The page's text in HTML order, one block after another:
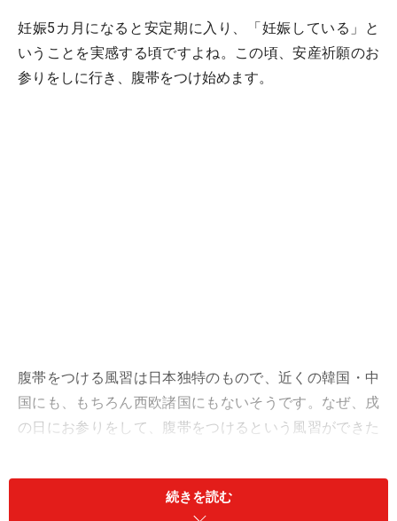
妊娠5カ月になると安定期に入り、「妊娠している」と
いうことを実感する頃ですよね。この頃、安産祈願のお
参りをしに行き、腹帯をつけ始めます。
腹帯をつける風習は日本独特のもので、近くの韓国・中
国にも、もちろん西欧諸国にもないそうです。なぜ、戌
の日にお参りをして、腹帯をつけるという風習ができた
続きを読む